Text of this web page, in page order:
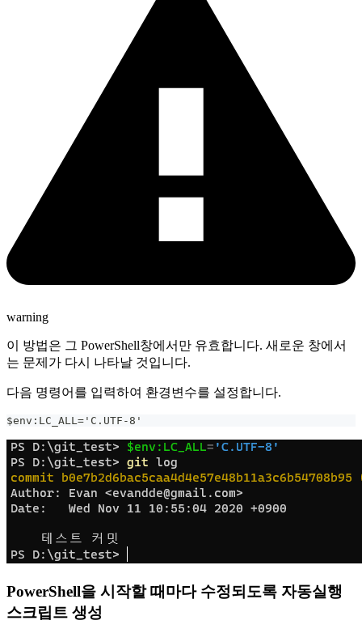
warning
이 방법은 그 PowerShell창에서만 유효합니다. 새로운 창에서
는 문제가 다시 나타날 것입니다.
다음 명령어를 입력하여 환경변수를 설정합니다.
$env:LC_ALL='C.UTF-8'
PowerShell을 시작할 때마다 수정되도록 자동실행
스크립트 생성